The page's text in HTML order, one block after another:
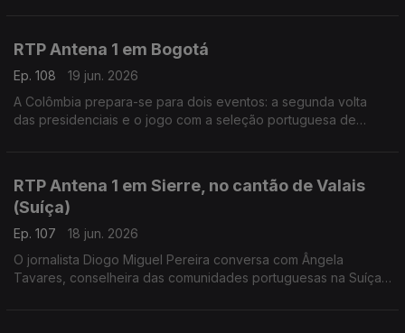
RTP Antena 1 em Bogotá
Ep. 108
19 jun. 2026
A Colômbia prepara-se para dois eventos: a segunda volta
das presidenciais e o jogo com a seleção portuguesa de
RTP Antena 1 em Sierre, no cantão de Valais
(Suíça)
Ep. 107
18 jun. 2026
O jornalista Diogo Miguel Pereira conversa com Ângela
Tavares, conselheira das comunidades portuguesas na Suíça,